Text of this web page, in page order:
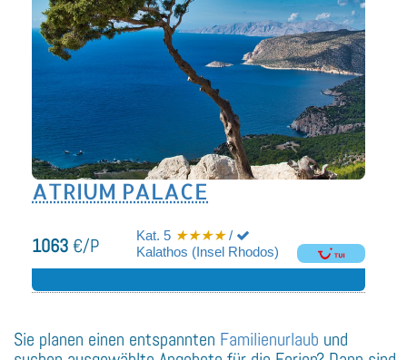
ATRIUM PALACE
Kat. 5 ★★★★/
Kalathos (Insel Rhodos)
1063€/P
Sie planen einen entspannten Familienurlaub und